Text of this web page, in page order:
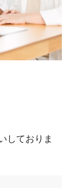
しておりま